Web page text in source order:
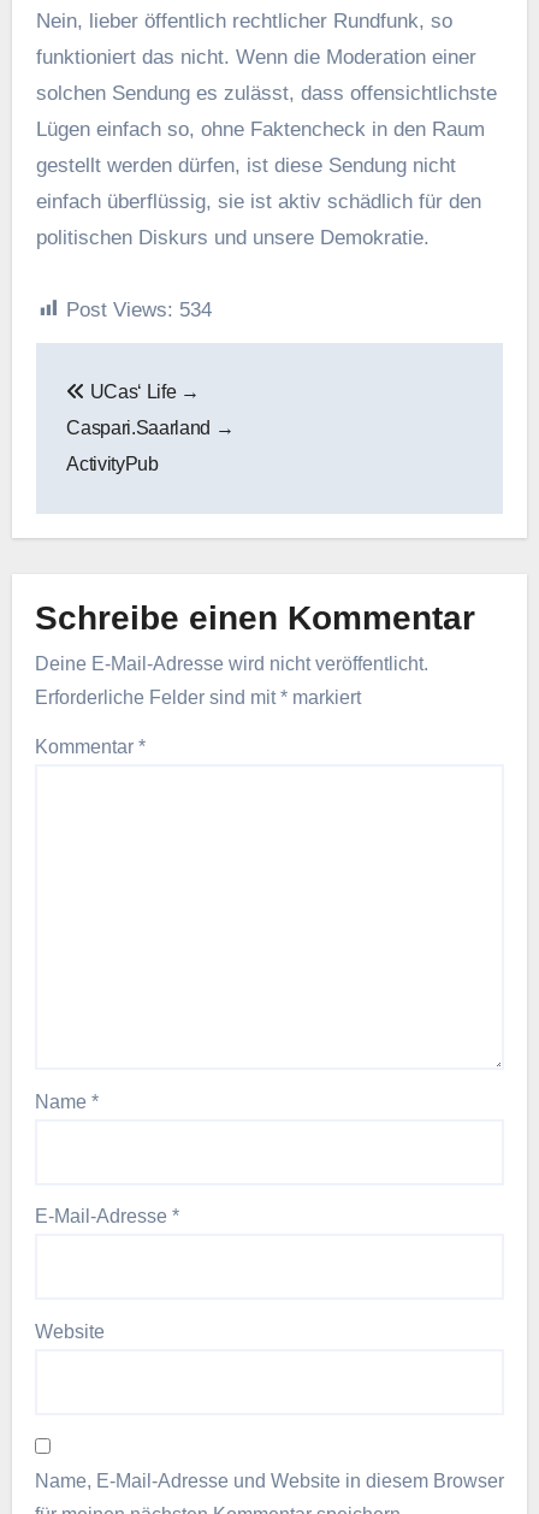
Nein, lieber öffentlich rechtlicher Rundfunk, so
funktioniert das nicht. Wenn die Moderation einer
solchen Sendung es zulässt, dass offensichtlichste
Lügen einfach so, ohne Faktencheck in den Raum
gestellt werden dürfen, ist diese Sendung nicht
einfach überflüssig, sie ist aktiv schädlich für den
politischen Diskurs und unsere Demokratie.
Post Views: 534
UCas‘ Life →
Caspari.Saarland →
ActivityPub
Schreibe einen Kommentar
Deine E-Mail-Adresse wird nicht veröffentlicht.
Erforderliche Felder sind mit*markiert
Kommentar *
Name *
E-Mail-Adresse *
Website
Name, E-Mail-Adresse und Website in diesem Browser